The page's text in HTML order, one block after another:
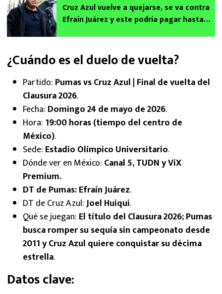
Cruz Azul vuelve a quejarse, se va contra
Efraín Juárez y este podría pagar hasta
¿Cuándo es el duelo de vuelta?
Partido: Pumas vs Cruz Azul | Final de vuelta del
Clausura 2026.
Fecha: Domingo 24 de mayo de 2026.
Hora: 19:00 horas (tiempo del centro de
México).
Sede: Estadio Olímpico Universitario.
Dónde ver en México: Canal 5, TUDN y ViX
Premium.
DT de Pumas: Efraín Juárez.
DT de Cruz Azul:Joel Huiqui.
Qué se juegan: El título del Clausura 2026; Pumas
busca romper su sequía sin campeonato desde
2011 y Cruz Azul quiere conquistar su décima
estrella.
Datos clave: